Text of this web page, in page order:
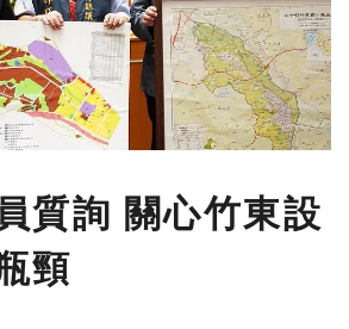
質詢 關心竹東設
頸